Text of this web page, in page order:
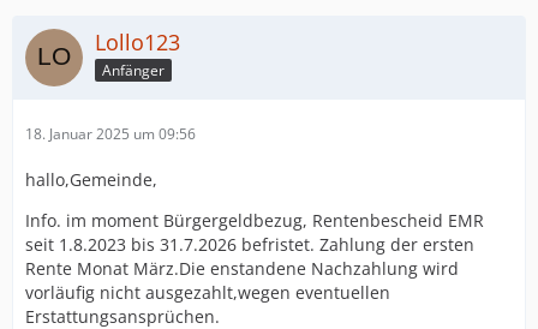
Lollo123
Anfänger
18. Januar 2025 um 09:56
hallo,Gemeinde,
Info. im moment Bürgergeldbezug, Rentenbescheid EMR
seit 1.8.2023 bis 31.7.2026 befristet. Zahlung der ersten
Rente Monat März.Die enstandene Nachzahlung wird
vorläufig nicht ausgezahlt,wegen eventuellen
Erstattungsansprüchen.